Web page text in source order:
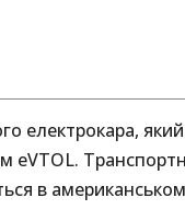
електрокара,
eVTOL.
в